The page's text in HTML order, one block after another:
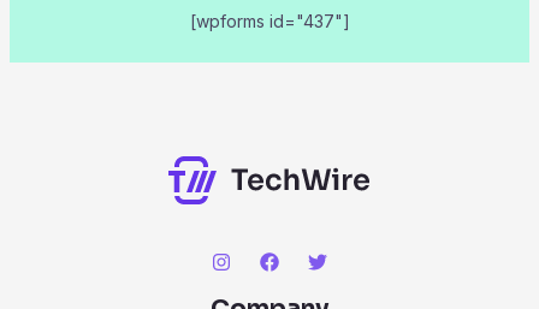
[wpforms id="437"]